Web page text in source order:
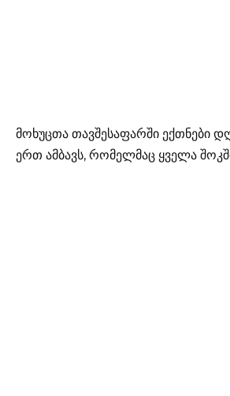
მოხუცთა თავშესაფარში ექთნები
ერთ ამბავს, რომელმაც ყველა